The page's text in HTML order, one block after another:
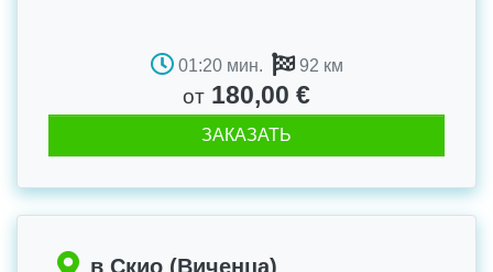
01:20 мин. 92 км
от 180,00 €
ЗАКАЗАТЬ
в Скио (Виченца)